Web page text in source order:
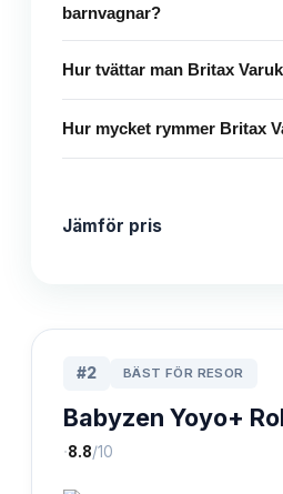
barnvagnar?
Hur tvättar man Britax
Hur mycket rymmer Britax
Jämför pris
#2 BÄST FÖR RESOR
Babyzen Yoyo+
·8.8/10